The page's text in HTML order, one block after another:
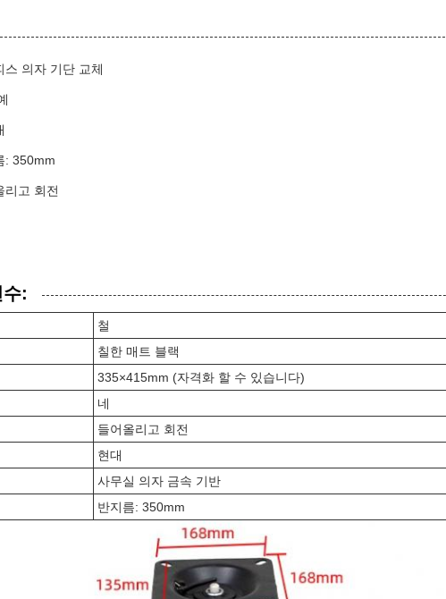
스 의자 기단 교체
: 350mm
리고 회전
:
철
칠한 매트 블랙
335×415mm (자격화 할 수 있습니다)
네
들어올리고 회전
현대
사무실 의자 금속 기반
반지름: 350mm